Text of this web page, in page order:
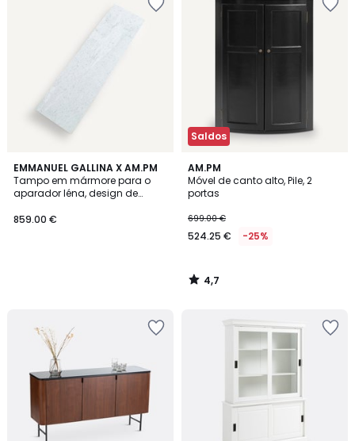
EMMANUEL GALLINA X AM.PM
Tampo em mármore para o
aparador Iéna, design de
859.00 €
Saldos
AM.PM
Móvel de canto alto, Pile, 2
portas
699.00 €
524.25 € -25%
4,7
/ 5
4,7
/